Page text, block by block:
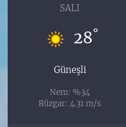
SALI
28°
Güneşli
Nem: %34
Rüzgar: 4.31 m/s